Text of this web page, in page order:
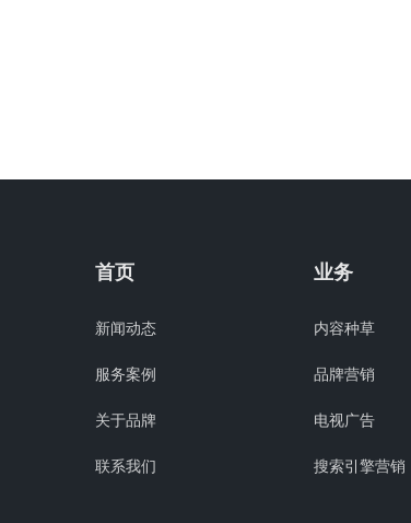
首页
新闻动态
服务案例
关于品牌
联系我们
业务
内容种草
品牌营销
电视广告
搜索引擎营销